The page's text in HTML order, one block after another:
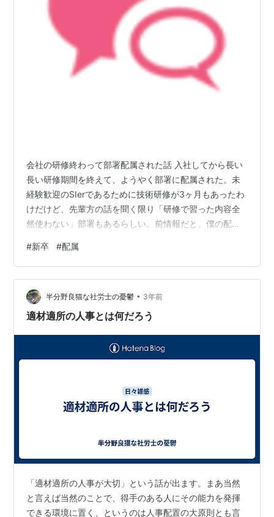
会社の研修終わって部署配属された話 入社してから長い
長い研修期間を終えて、ようやく部署に配属された。未
経験歓迎のSIerであるために技術研修が3ヶ月もあったわ
けだけど、先輩方の話を聞く限り「研修で習った内容全
然使わない」部署もあるらしい。前情報だと、僕の配属
かな？「え？これ研修とかでやってないの？」的なこと
言われないよね？パワハラ的な部署じゃないよね？！い
や、うちの会社エグいほどホワイトなのでそれはないと
思うけど……不安がないと言えば嘘になる。 ホワイト強
めのうちの会社でも残業多いとこは多いみたいだし……上
#新卒 #配属
半分野良猫な社労士の憂鬱 • 3年前
適材適所の人事とは何だろう
「適材適所の人事が大切」という話が出ます。まあ当然
と言えば当然のことで、得手のある人にその能力を発揮
できる環境に置く、というのは人事配置の大原則とも言